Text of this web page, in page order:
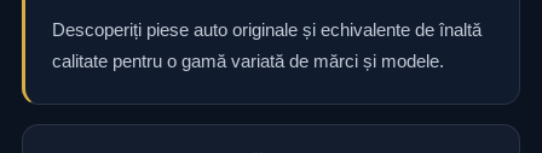
Descoperiți piese auto originale și echivalente de înaltă
calitate pentru o gamă variată de mărci și modele.